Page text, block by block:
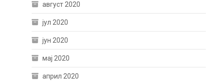
август 2020
јул 2020
јун 2020
мај 2020
април 2020